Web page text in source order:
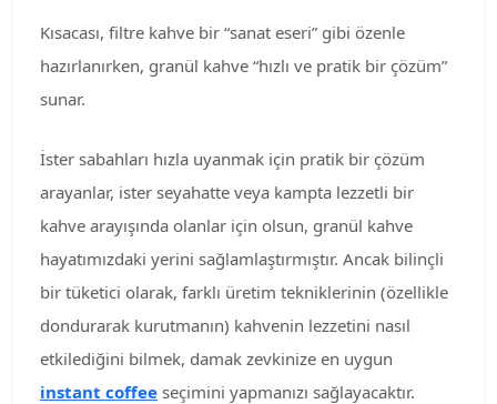
Kısacası, filtre kahve bir “sanat eseri” gibi özenle
hazırlanırken, granül kahve “hızlı ve pratik bir çözüm”
sunar.
İster sabahları hızla uyanmak için pratik bir çözüm
arayanlar, ister seyahatte veya kampta lezzetli bir
kahve arayışında olanlar için olsun, granül kahve
hayatımızdaki yerini sağlamlaştırmıştır. Ancak bilinçli
bir tüketici olarak, farklı üretim tekniklerinin (özellikle
dondurarak kurutmanın) kahvenin lezzetini nasıl
etkilediğini bilmek, damak zevkinize en uygun
instant coffee seçimini yapmanızı sağlayacaktır.